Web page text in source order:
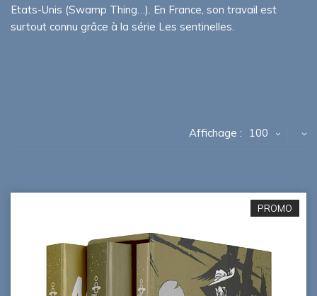
Etats-Unis (Swamp Thing…). En France, son travail est
surtout connu grâce à la série Les sentinelles.
Affichage : 100
PROMO